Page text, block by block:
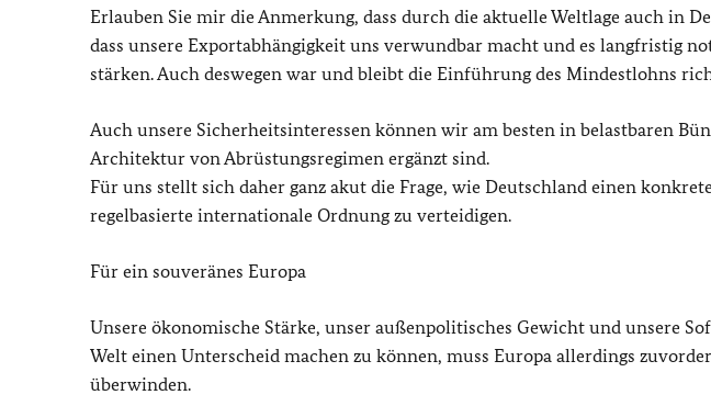
Erlauben Sie mir die Anmerkung, dass durch die aktuelle Weltlage auch in
dass unsere Exportabhängigkeit uns verwundbar macht und es langfristig
stärken. Auch deswegen war und bleibt die Einführung des Mindestlohns
Auch unsere Sicherheitsinteressen können wir am besten in belastbaren
Architektur von Abrüstungsregimen ergänzt sind.
Für uns stellt sich daher ganz akut die Frage, wie Deutschland einen
regelbasierte internationale Ordnung zu verteidigen.
Für ein souveränes Europa
Unsere ökonomische Stärke, unser außenpolitisches Gewicht und unsere
Welt einen Unterscheid machen zu können, muss Europa allerdings
überwinden.